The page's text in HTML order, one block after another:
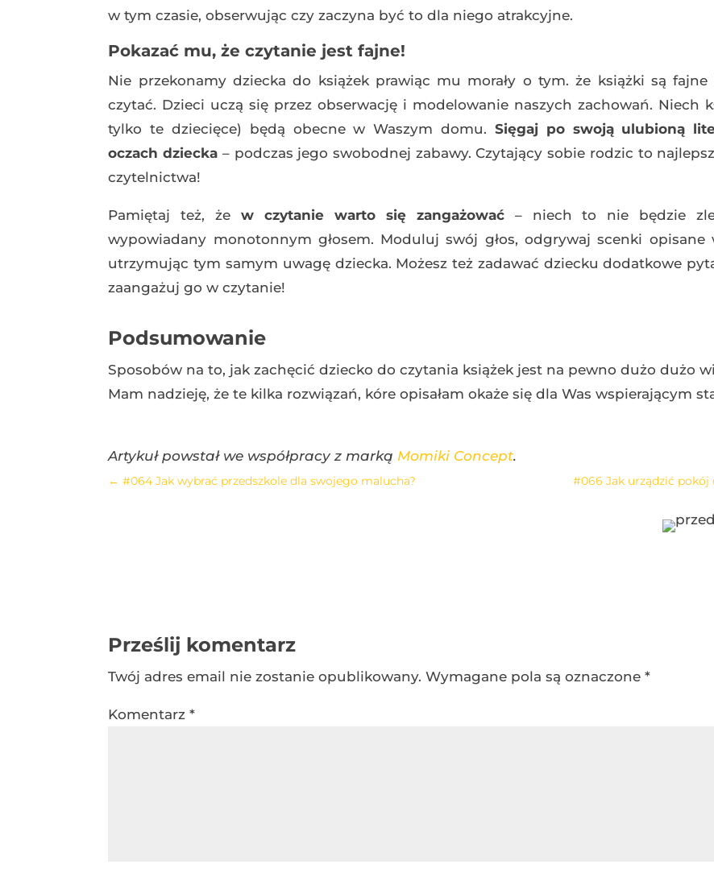
w tym czasie, obserwując czy zaczyna być to dla niego atrakcyjne.
Pokazać mu, że czytanie jest fajne!
Nie przekonamy dziecka do książek prawiąc mu morały o tym. że książki są
czytać. Dzieci uczą się przez obserwację i modelowanie naszych zachowań. Niech
tylko te dziecięce) będą obecne w Waszym domu. Sięgaj po swoją ulubioną
oczach dziecka – podczas jego swobodnej zabawy. Czytający sobie rodzic to
czytelnictwa!
Pamiętaj też, żew czytanie warto się zangażować– niech to nie będzie
wypowiadany monotonnym głosem. Moduluj swój głos, odgrywaj scenki opisane
utrzymując tym samym uwagę dziecka. Możesz też zadawać dziecku dodatkowe
zaangażuj go w czytanie!
Podsumowanie
Sposobów na to, jak zachęcić dziecko do czytania książek jest na pewno dużo dużo
Mam nadzieję, że te kilka rozwiązań, kóre opisałam okaże się dla Was wspierającym
Artykuł powstał we współpracy z marką Momiki Concept.
←#064 Jak wybrać przedszkole dla swojego malucha? #066 Jak urządzić pokój
Prześlij komentarz
Twój adres email nie zostanie opublikowany. Wymagane pola są oznaczone*
Komentarz*